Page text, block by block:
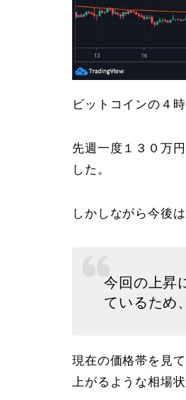
ビットコインの４
先週一度１３０万
した。
しかしながら今後
今回の上昇
ているため
現在の価格帯を見
上がるような相場